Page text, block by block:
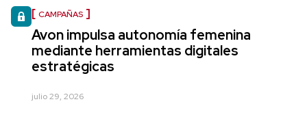
CAMPAÑAS
Avon impulsa autonomía femenina
mediante herramientas digitales
estratégicas
julio 29, 2026